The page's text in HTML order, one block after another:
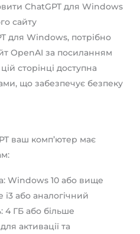
ChatGPT для Windows
сайту
для Windows, потрібно
OpenAI за посиланням
сторінці доступна
що забезпечує безпеку
ваш комп’ютер має
Windows 10 або вище
або аналогічний
4 ГБ або більше
активації та